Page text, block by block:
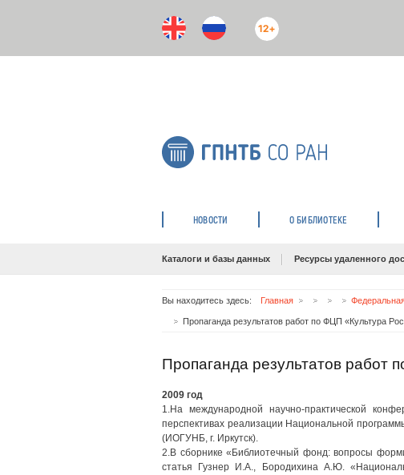
12+
НОВОСТИ О БИБЛИОТЕКЕ
Каталоги и базы данных Ресурсы удаленного
Вы находитесь здесь: Главная
Пропаганда результатов работ по ФЦП «Культура
Пропаганда результатов работ
2009 год
1.На международной научно-практической
перспективах реализации Национальной
(ИОГУНБ, г. Иркутск).
2.В сборнике «Библиотечный фонд: вопросы
статья Гузнер И.А., Бородихина А.Ю.